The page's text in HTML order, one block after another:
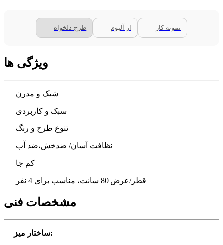
طرح دلخواه از آلبوم نمونه کار
ویژگی ها
شیک و مدرن
سبک و کاربردی
تنوع طرح و رنگ
نظافت آسان/ ضدخش،ضد آب
کم جا
قطر/عرض 80 سانت، مناسب برای 4 نفر
مشخصات فنی
ساختار میز: